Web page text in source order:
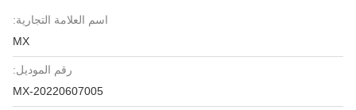
اسم العلامة التجارية:
MX
رقم الموديل:
MX-20220607005